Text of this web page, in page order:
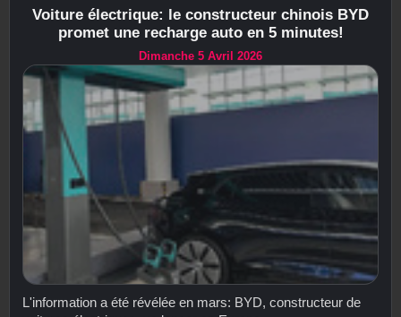
Voiture électrique: le constructeur chinois BYD
promet une recharge auto en 5 minutes!
Dimanche 5 Avril 2026
L'information a été révélée en mars: BYD, constructeur de